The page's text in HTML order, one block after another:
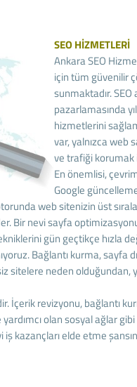
SEO HİZMETLERİ
Ankara SEO
için tüm güvenilir
sunmaktadır.
pazarlamasında
hizmetlerini
var, yalnızca web
ve trafiği korumak
En önemlisi,
Google
web sitenizin üst
Bir nevi sayfa
gün geçtikçe hızla
Bağlantı kurma, sayfa
sitelere neden
İçerik revizyonu, bağlantı
olan sosyal ağlar gibi
kazançları elde etme